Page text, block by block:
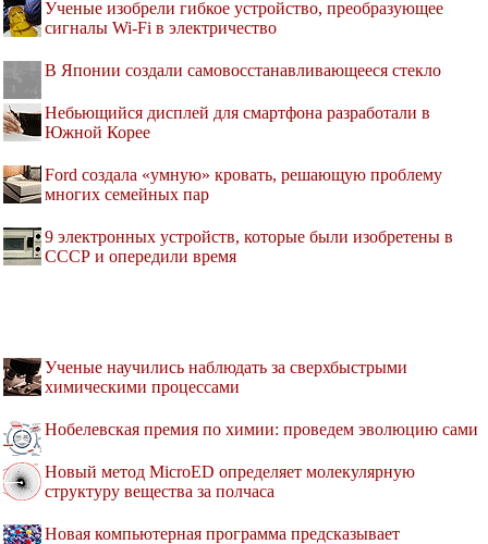
Ученые изобрели гибкое устройство, преобразующее
сигналы Wi-Fi в электричество
В Японии создали самовосстанавливающееся стекло
Небьющийся дисплей для смартфона разработали в
Южной Корее
Ford создала «умную» кровать, решающую проблему
многих семейных пар
9 электронных устройств, которые были изобретены в
СССР и опередили время
Ученые научились наблюдать за сверхбыстрыми
химическими процессами
Нобелевская премия по химии: проведем эволюцию сами
Новый метод MicroED определяет молекулярную
структуру вещества за полчаса
Новая компьютерная программа предсказывает